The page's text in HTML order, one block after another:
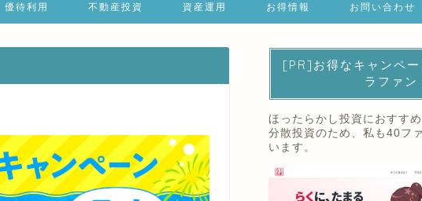
優待利用 不動産投資 資産運用 お得情報 お問い合わせ
[PR]お得なキャンペー
ラファン
ほったらかし投資におすすめ
分散投資のため、私も40フ
います。